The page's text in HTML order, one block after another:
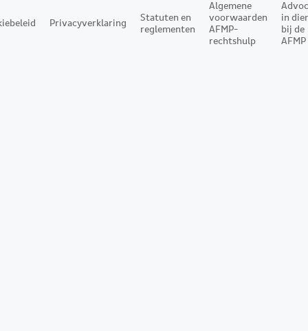
Privacyverklaring
Statuten en
reglementen
Algemene
voorwaarden
AFMP-
rechtshulp
in
bij de
AFMP